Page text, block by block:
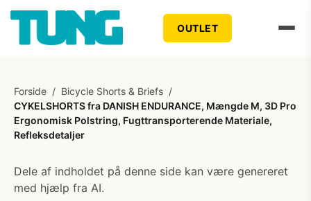
OUTLET
Forside / Bicycle Shorts & Briefs /
CYKELSHORTS fra DANISH ENDURANCE, Mængde M, 3D Pro
Ergonomisk Polstring, Fugttransporterende Materiale,
Refleksdetaljer
Dele af indholdet på denne side kan være genereret
med hjælp fra AI.